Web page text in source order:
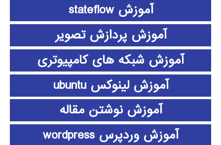
آموزش stateflow
آموزش پردازش تصویر
آموزش شبکه های کامپیوتری
آموزش لینوکس ubuntu
آموزش نوشتن مقاله
آموزش وردپرس wordpress